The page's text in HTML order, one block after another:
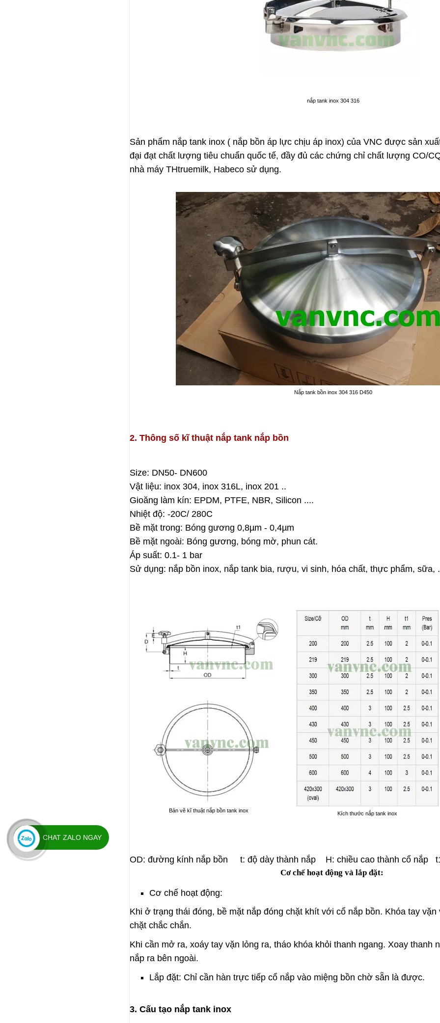
CHAT ZALO NGAY
nắp tank inox 304 316
Sản phẩm nắp tank inox ( nắp bồn áp lực chịu áp inox) của VNC được sản
đại đạt chất lượng tiêu chuẩn quốc tế, đầy đủ các chứng chỉ chất lượng CO/
nhà máy THtruemilk, Habeco sử dụng.
Nắp tank bồn inox 304 316 D450
2. Thông số kĩ thuật nắp tank nắp bồn
Size: DN50- DN600
Vật liệu: inox 304, inox 316L, inox 201 ..
Gioăng làm kín: EPDM, PTFE, NBR, Silicon ....
Nhiệt độ: -20C/ 280C
Bề mặt trong: Bóng gương 0,8µm - 0,4µm
Bề mặt ngoài: Bóng gương, bóng mờ, phun cát.
Áp suất: 0.1- 1 bar
Sử dụng: nắp bồn inox, nắp tank bia, rượu, vi sinh, hóa chất, thực phẩm, sữa,
Bản vẽ kĩ thuật nắp bồn tank inox Kích thước nắp tank inox
OD: đường kính nắp bồn t: độ dày thành nắp H: chiều cao thành cổ nắp
Cơ chế hoạt động và lắp đặt:
Cơ chế hoạt động:
Khi ở trạng thái đóng, bề mặt nắp đóng chặt khít với cổ nắp bồn. Khóa tay vặn
chặt chắc chắn.
Khi cần mở ra, xoáy tay vặn lỏng ra, tháo khóa khỏi thanh ngang. Xoay thanh
nắp ra bên ngoài.
Lắp đặt: Chỉ cần hàn trực tiếp cổ nắp vào miệng bồn chờ sẵn là được.
3. Cấu tạo nắp tank inox